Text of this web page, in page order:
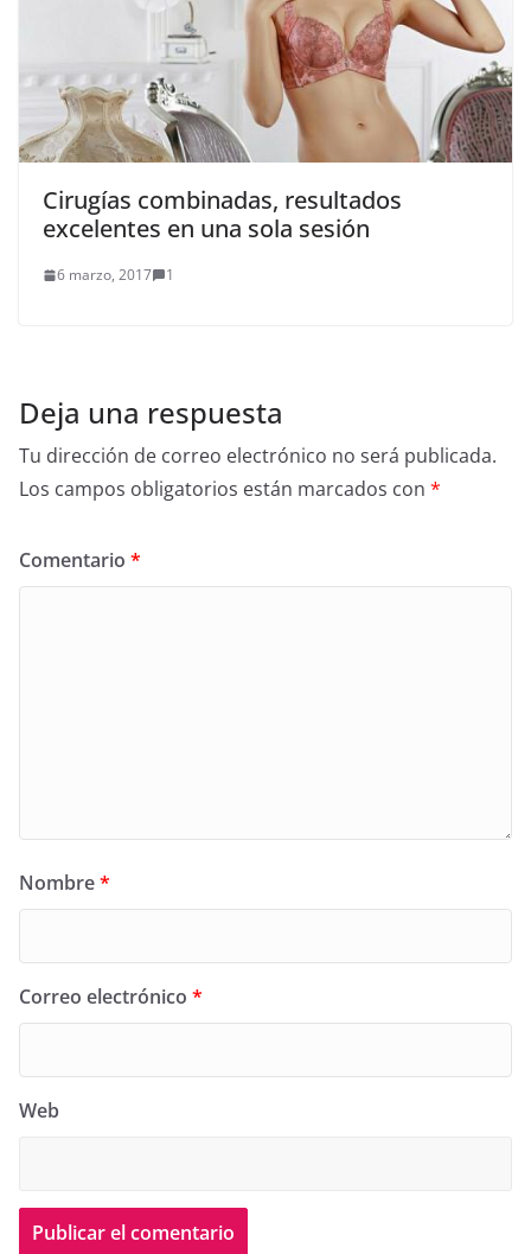
Cirugías combinadas, resultados
excelentes en una sola sesión
6 marzo, 2017 1
Deja una respuesta
Tu dirección de correo electrónico no será publicada.
Los campos obligatorios están marcados con *
Comentario *
Nombre*
Correo electrónico *
Web